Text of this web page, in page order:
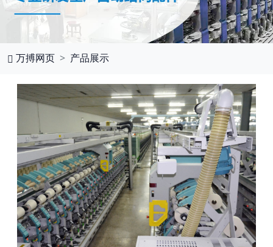
万搏网页 产品展示